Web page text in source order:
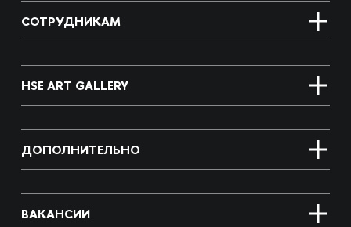
СОТРУДНИКАМ
HSE ART GALLERY
ДОПОЛНИТЕЛЬНО
ВАКАНСИИ